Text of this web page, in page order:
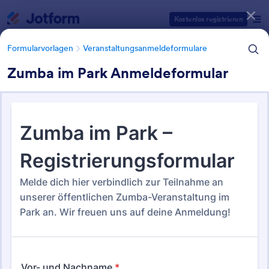
Kostenlos registrieren
Formularvorlagen Veranstaltungsanmeldeformulare
Zumba im Park Anmeldeformular
Formularvorlagen Veranstaltungsanmeldeformulare
Veranstaltungsanmeldeformul
are
183 Vorlagen
Formularvorlagen Kategorien